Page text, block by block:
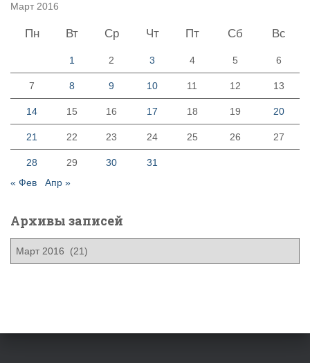
Март 2016
Пн Вт Ср Чт Пт Сб Вс
1 2 3 4 5 6
7 8 9 10 11 12 13
14 15 16 17 18 19 20
21 22 23 24 25 26 27
28 29 30
31
« Фев
Апр »
Архивы записей
з